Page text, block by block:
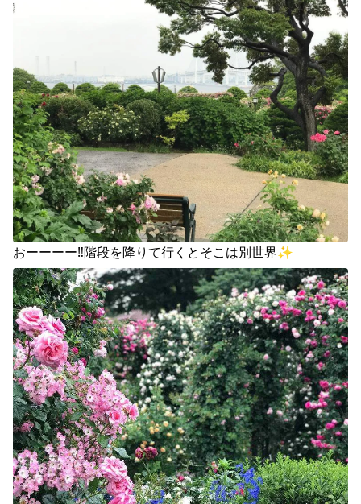
おーーーー‼️階段を降りて行くとそこは別世界✨